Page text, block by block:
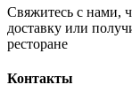
Свяжитесь с нами,
доставку или
ресторане
Контакты